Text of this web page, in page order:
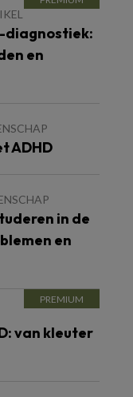
diagnostiek:
en
ADHD
in de
en
van kleuter